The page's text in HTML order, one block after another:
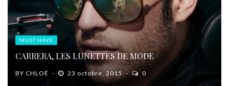
MUST HAVE
CARRERA, LES LUNETTES DE MODE
BY CHLOÉ 23 octobre, 2015 0